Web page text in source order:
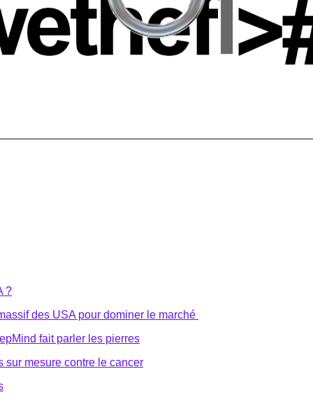
?
des USA pour dominer le marché
fait parler les pierres
sur mesure contre le cancer